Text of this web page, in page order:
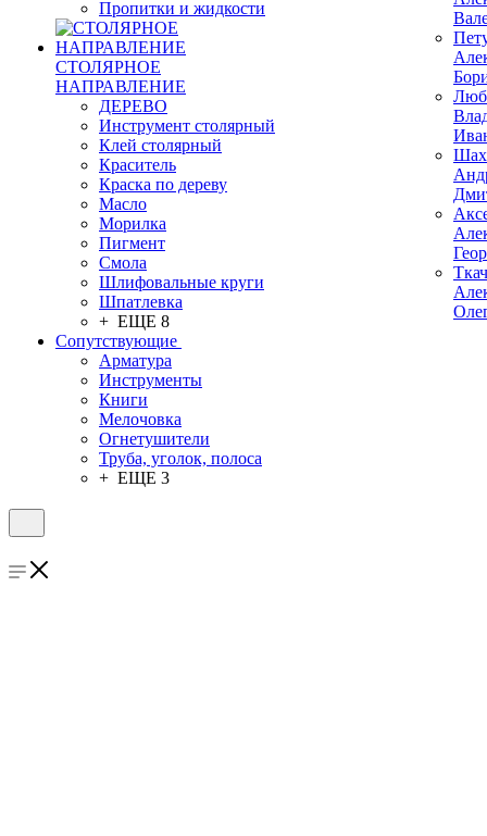
Пропитки и жидкости
СТОЛЯРНОЕ
НАПРАВЛЕНИЕ
ДЕРЕВО
Инструмент столярный
Клей столярный
Краситель
Краска по дереву
Масло
Морилка
Пигмент
Смола
Шлифовальные круги
Шпатлевка
+ ЕЩЕ 8
Сопутствующие
Арматура
Инструменты
Книги
Мелочовка
Огнетушители
Труба, уголок, полоса
+ ЕЩЕ 3